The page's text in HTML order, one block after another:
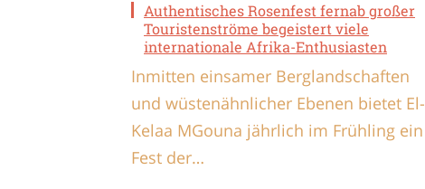
Authentisches Rosenfest fernab großer
Touristenströme begeistert viele
internationale Afrika-Enthusiasten
Inmitten einsamer Berglandschaften
und wüstenähnlicher Ebenen bietet El-
Kelaa MGouna jährlich im Frühling ein
Fest der…